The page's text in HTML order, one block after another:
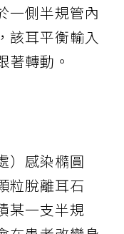
一側半規管內
該耳平衡輸入
著轉動。
）感染橢圓
粒脫離耳石
某一支半規